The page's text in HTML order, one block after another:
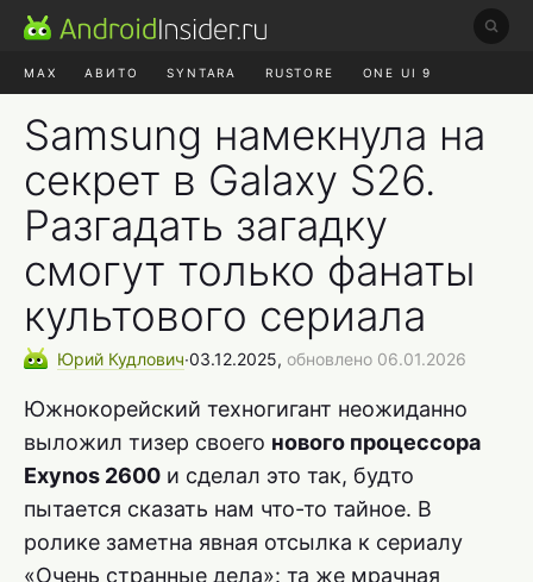
MAX АВИТО SYNTARA RUSTORE ONE UI 9
Samsung намекнула на
секрет в Galaxy S26.
Разгадать загадку
смогут только фанаты
культового сериала
Юрий Кудлович∙03.12.2025, обновлено 06.01.2026
Южнокорейский техногигант неожиданно
выложил тизер своего нового процессора
Exynos 2600 и сделал это так, будто
пытается сказать нам что-то тайное. В
ролике заметна явная отсылка к сериалу
«Очень странные дела»: та же мрачная